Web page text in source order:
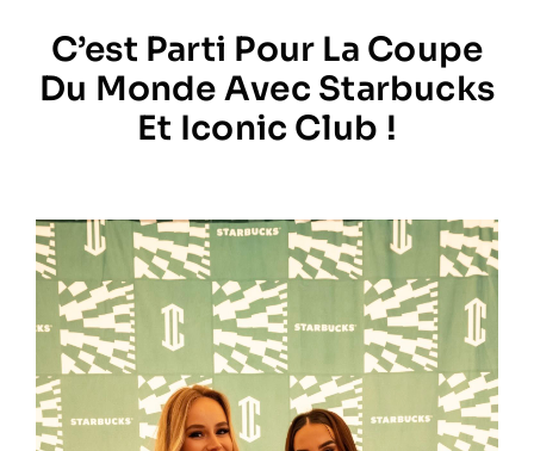
Prestations
Galerie
Formation
Contact
C’est Parti Pour La Coupe
Du Monde Avec Starbucks
Et Iconic Club !